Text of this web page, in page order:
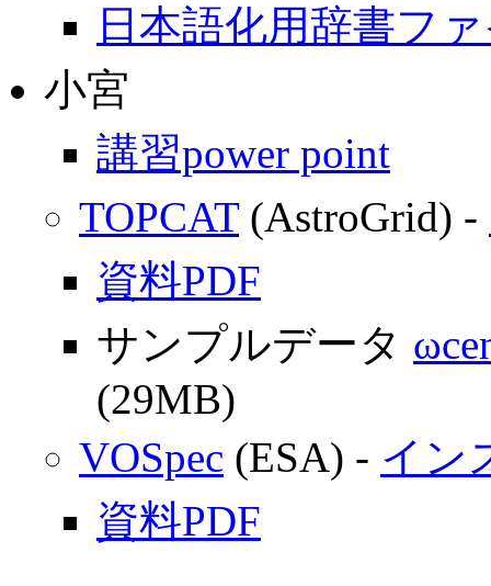
日本語化用辞書フ
小宮
講習power point
TOPCAT(AstroGrid) -
資料PDF
サンプルデータ
(29MB)
VOSpec (ESA) - イン
資料PDF